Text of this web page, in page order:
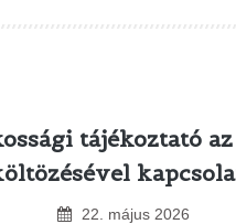
tájékoztató
22 május 2026